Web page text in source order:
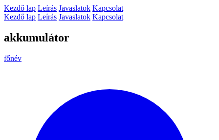
Kezdő lap Leírás Javaslatok Kapcsolat
Kezdő lap Leírás Javaslatok Kapcsolat
akkumulátor
főnév